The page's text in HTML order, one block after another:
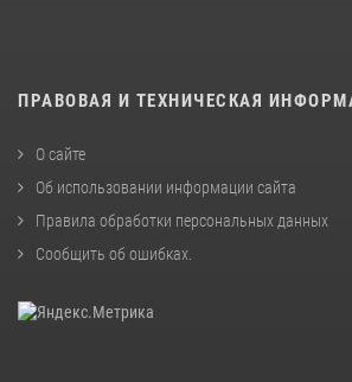
ПРАВОВАЯ И ТЕХНИЧЕСКАЯ
О сайте
Об использовании информации сайта
Правила обработки персональных данных
Сообщить об ошибках